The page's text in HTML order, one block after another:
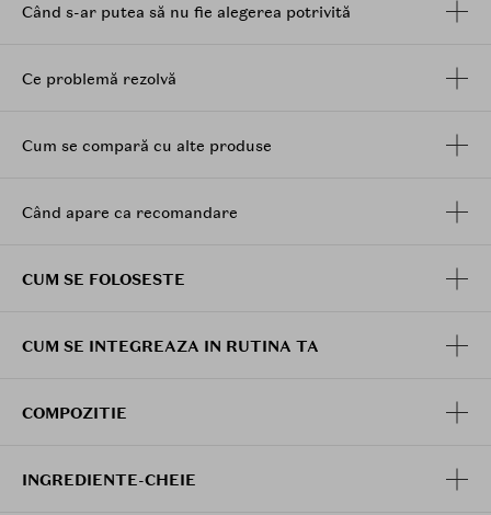
Când s-ar putea să nu fie alegerea potrivită
Ce problemă rezolvă
Cum se compară cu alte produse
Când apare ca recomandare
CUM SE FOLOSESTE
CUM SE INTEGREAZA IN RUTINA TA
COMPOZITIE
INGREDIENTE-CHEIE